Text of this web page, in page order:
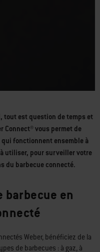
tout est question de temps et
Connect® vous permet de
fonctionnent ensemble à
utiliser, pour surveiller votre
du barbecue connecté.
barbecue en
Weber, bénéficiez de la
de barbecues : à gaz, à